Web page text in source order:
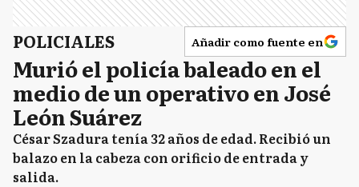
POLICIALES Añadir como fuente en
Murió el policía baleado en el
medio de un operativo en José
León Suárez
César Szadura tenía 32 años de edad. Recibió un
balazo en la cabeza con orificio de entrada y
salida.